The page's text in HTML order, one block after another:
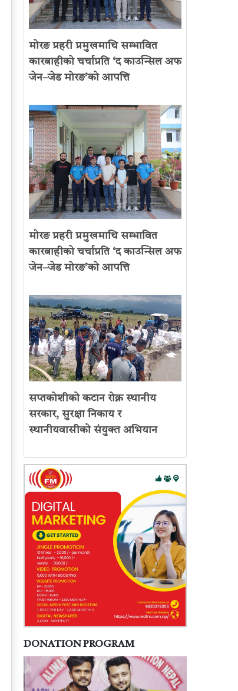
मोरङ प्रहरी प्रमुखमाथि सम्भावित
कारबाहीको चर्चाप्रति ‘द काउन्सिल अफ
जेन–जेड मोरङ’को आपत्ति
मोरङ प्रहरी प्रमुखमाथि सम्भावित
कारबाहीको चर्चाप्रति ‘द काउन्सिल अफ
जेन–जेड मोरङ’को आपत्ति
सप्तकोशीको कटान रोक्न स्थानीय
सरकार, सुरक्षा निकाय र
स्थानीयवासीको संयुक्त अभियान
DONATION PROGRAM